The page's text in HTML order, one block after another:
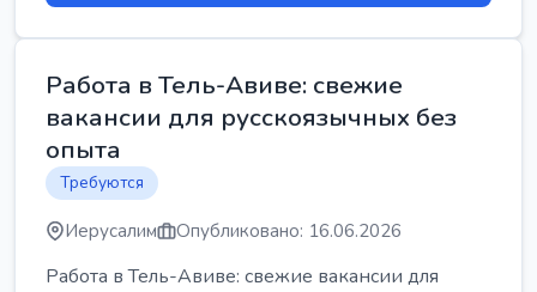
Работа в Тель-Авиве: свежие
вакансии для русскоязычных без
опыта
Требуются
Иерусалим Опубликовано: 16.06.2026
Работа в Тель-Авиве: свежие вакансии для